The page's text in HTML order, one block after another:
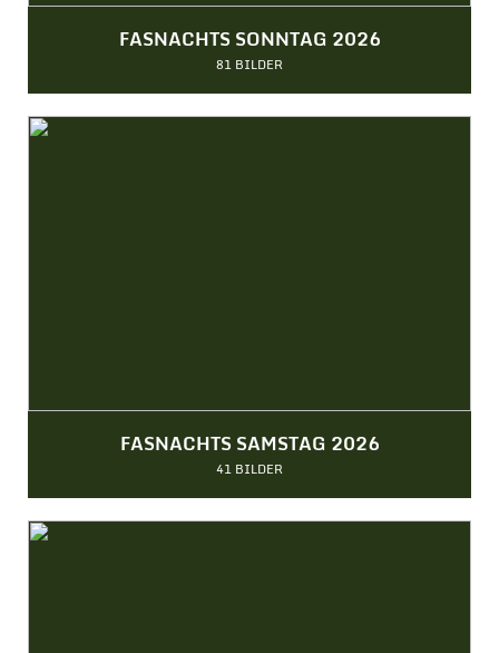
FASNACHTS SONNTAG 2026
81 BILDER
FASNACHTS SAMSTAG 2026
41 BILDER